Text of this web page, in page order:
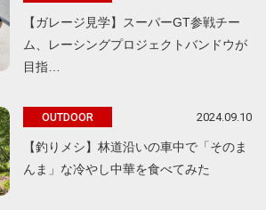
【ガレージ見学】スーパーGT参戦チー
ム、レーシングプロジェクトバンドウが
目指…
OUTDOOR 2024.09.10
【釣りメシ】林道沿いの車中で「そのま
んま」な冷やし中華を食べてみた